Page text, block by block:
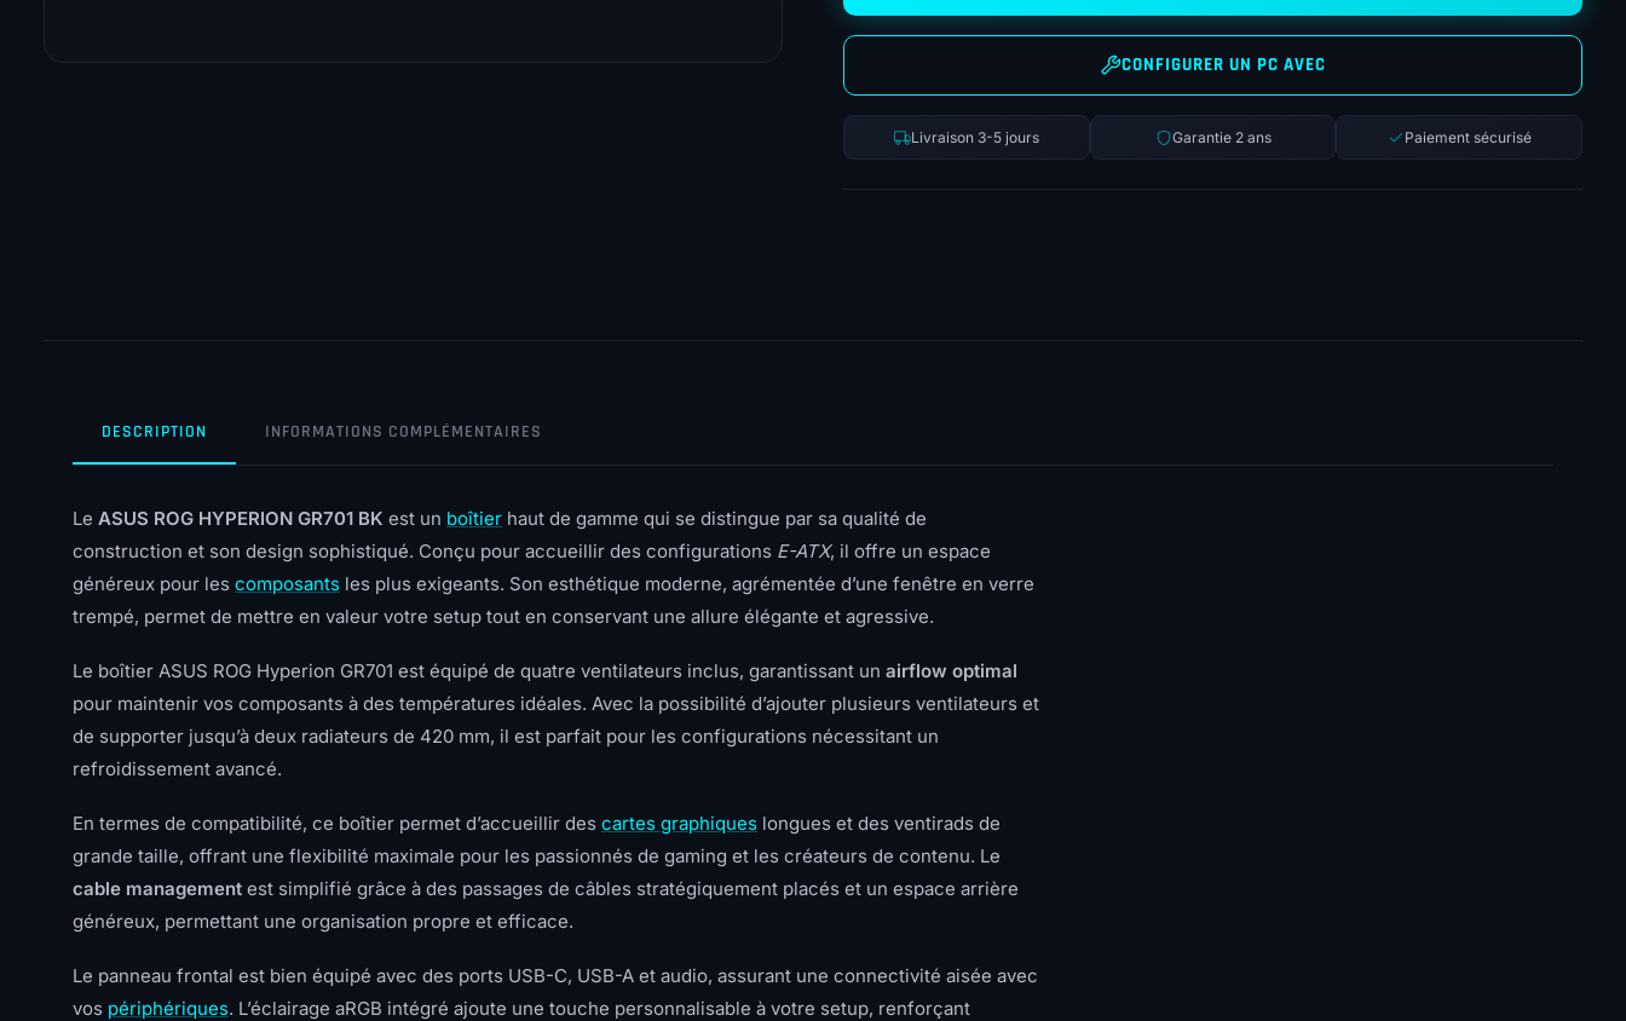
CONFIGURER UN PC AVEC
Livraison 3-5 jours Garantie 2 ans Paiement sécurisé
DESCRIPTION INFORMATIONS COMPLÉMENTAIRES
Le ASUS ROG HYPERION GR701 BK est un boîtier haut de gamme qui se distingue par sa qualité de
construction et son design sophistiqué. Conçu pour accueillir des configurations E-ATX, il offre un espace
généreux pour les composants les plus exigeants. Son esthétique moderne, agrémentée d’une fenêtre en verre
trempé, permet de mettre en valeur votre setup tout en conservant une allure élégante et agressive.
Le boîtier ASUS ROG Hyperion GR701 est équipé de quatre ventilateurs inclus, garantissant un airflow optimal
pour maintenir vos composants à des températures idéales. Avec la possibilité d’ajouter plusieurs ventilateurs et
de supporter jusqu’à deux radiateurs de 420 mm, il est parfait pour les configurations nécessitant un
refroidissement avancé.
En termes de compatibilité, ce boîtier permet d’accueillir des cartes graphiques longues et des ventirads de
grande taille, offrant une flexibilité maximale pour les passionnés de gaming et les créateurs de contenu. Le
cable management est simplifié grâce à des passages de câbles stratégiquement placés et un espace arrière
généreux, permettant une organisation propre et efficace.
Le panneau frontal est bien équipé avec des ports USB-C, USB-A et audio, assurant une connectivité aisée avec
vos périphériques. L’éclairage aRGB intégré ajoute une touche personnalisable à votre setup, renforçant